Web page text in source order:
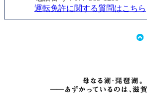
運転免許に関する質問はこちら